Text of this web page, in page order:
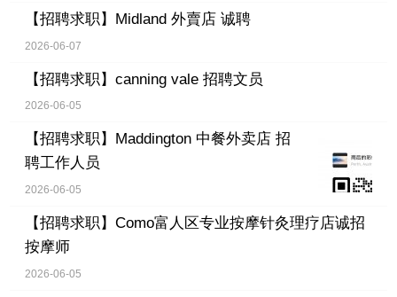
【招聘求职】 Midland 外賣店 诚聘
2026-06-07
【招聘求职】 canning vale 招聘文员
2026-06-05
【招聘求职】
Maddington 中餐外卖店 招
聘工作人员
2026-06-05
【招聘求职】 Como富人区专业按摩针灸理疗店诚招
按摩师
2026-06-05